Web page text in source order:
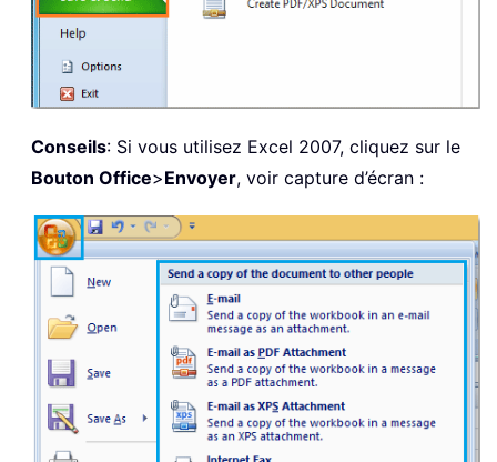
Conseils: Si vous utilisez Excel 2007, cliquez sur le
Bouton Office>Envoyer, voir capture d’écran :